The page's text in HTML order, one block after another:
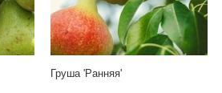
Груша 'Ранняя'